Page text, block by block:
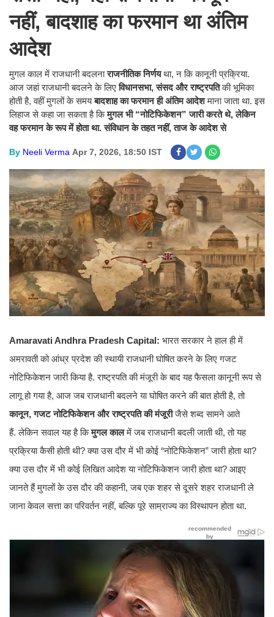
नहीं, बादशाह का फरमान था अंतिम
आदेश
मुगल काल में राजधानी बदलनाराजनीतिक निर्णयथा, न कि कानूनी प्रक्रिया.
आज जहां राजधानी बदलने के लिएविधानसभा, संसद और राष्ट्रपतिकी भूमिका
होती है, वहीं मुगलों के समयबादशाह का फरमान ही अंतिम आदेशमाना जाता था. इस
लिहाज से कहा जा सकता है किमुगल भी “नोटिफिकेशन” जारी करते थे, लेकिन
वह फरमान के रूप में होता था. संविधान के तहत नहीं, ताज के आदेश से
By Neeli Verma Apr 7, 2026, 18:50 IST
Amaravati Andhra Pradesh Capital: भारत सरकार ने हाल ही में
अमरावती को आंध्र प्रदेश की स्थायी राजधानी घोषित करने के लिए गजट
नोटिफिकेशन जारी किया है. राष्ट्रपति की मंजूरी के बाद यह फैसला कानूनी रूप से
लागू हो गया है, आज जब राजधानी बदलने या घोषित करने की बात होती है, तो
कानून, गजट नोटिफिकेशन और राष्ट्रपति की मंजूरीजैसे शब्द सामने आते
हैं. लेकिन सवाल यह है किमुगल कालमें जब राजधानी बदली जाती थी, तो यह
प्रक्रिया कैसी होती थी? क्या उस दौर में भी कोई “नोटिफिकेशन” जारी होता था?
क्या उस दौर में भी कोई लिखित आदेश या नोटिफिकेशन जारी होता था? आइए
जानते हैं मुगलों के उस दौर की कहानी, जब एक शहर से दूसरे शहर राजधानी ले
जाना केवल सत्ता का परिवर्तन नहीं, बल्कि पूरे साम्राज्य का विस्थापन होता था.